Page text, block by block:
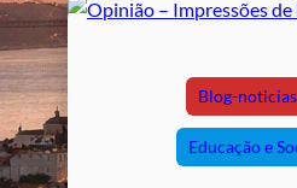
Blog-
Educação e